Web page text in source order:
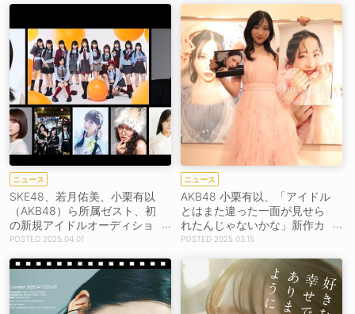
ニュース
SKE48、若月佑美、小栗有以
（AKB48）ら所属ゼスト、初
の新規アイドルオーディショ
ン開催決定！
2025.04.01
ニュース
AKB48 小栗有以、「アイドル
とはまた違った一面が見せら
れたんじゃないかな」新作カ
レンダー発売記念イベント開
2025.03.15